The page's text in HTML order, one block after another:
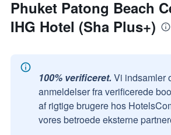
Phuket Patong Beach
IHG Hotel (Sha Plus+)
100% verificeret. Vi indsamler
anmeldelser fra verificerede
af rigtige brugere hos
vores betroede eksterne